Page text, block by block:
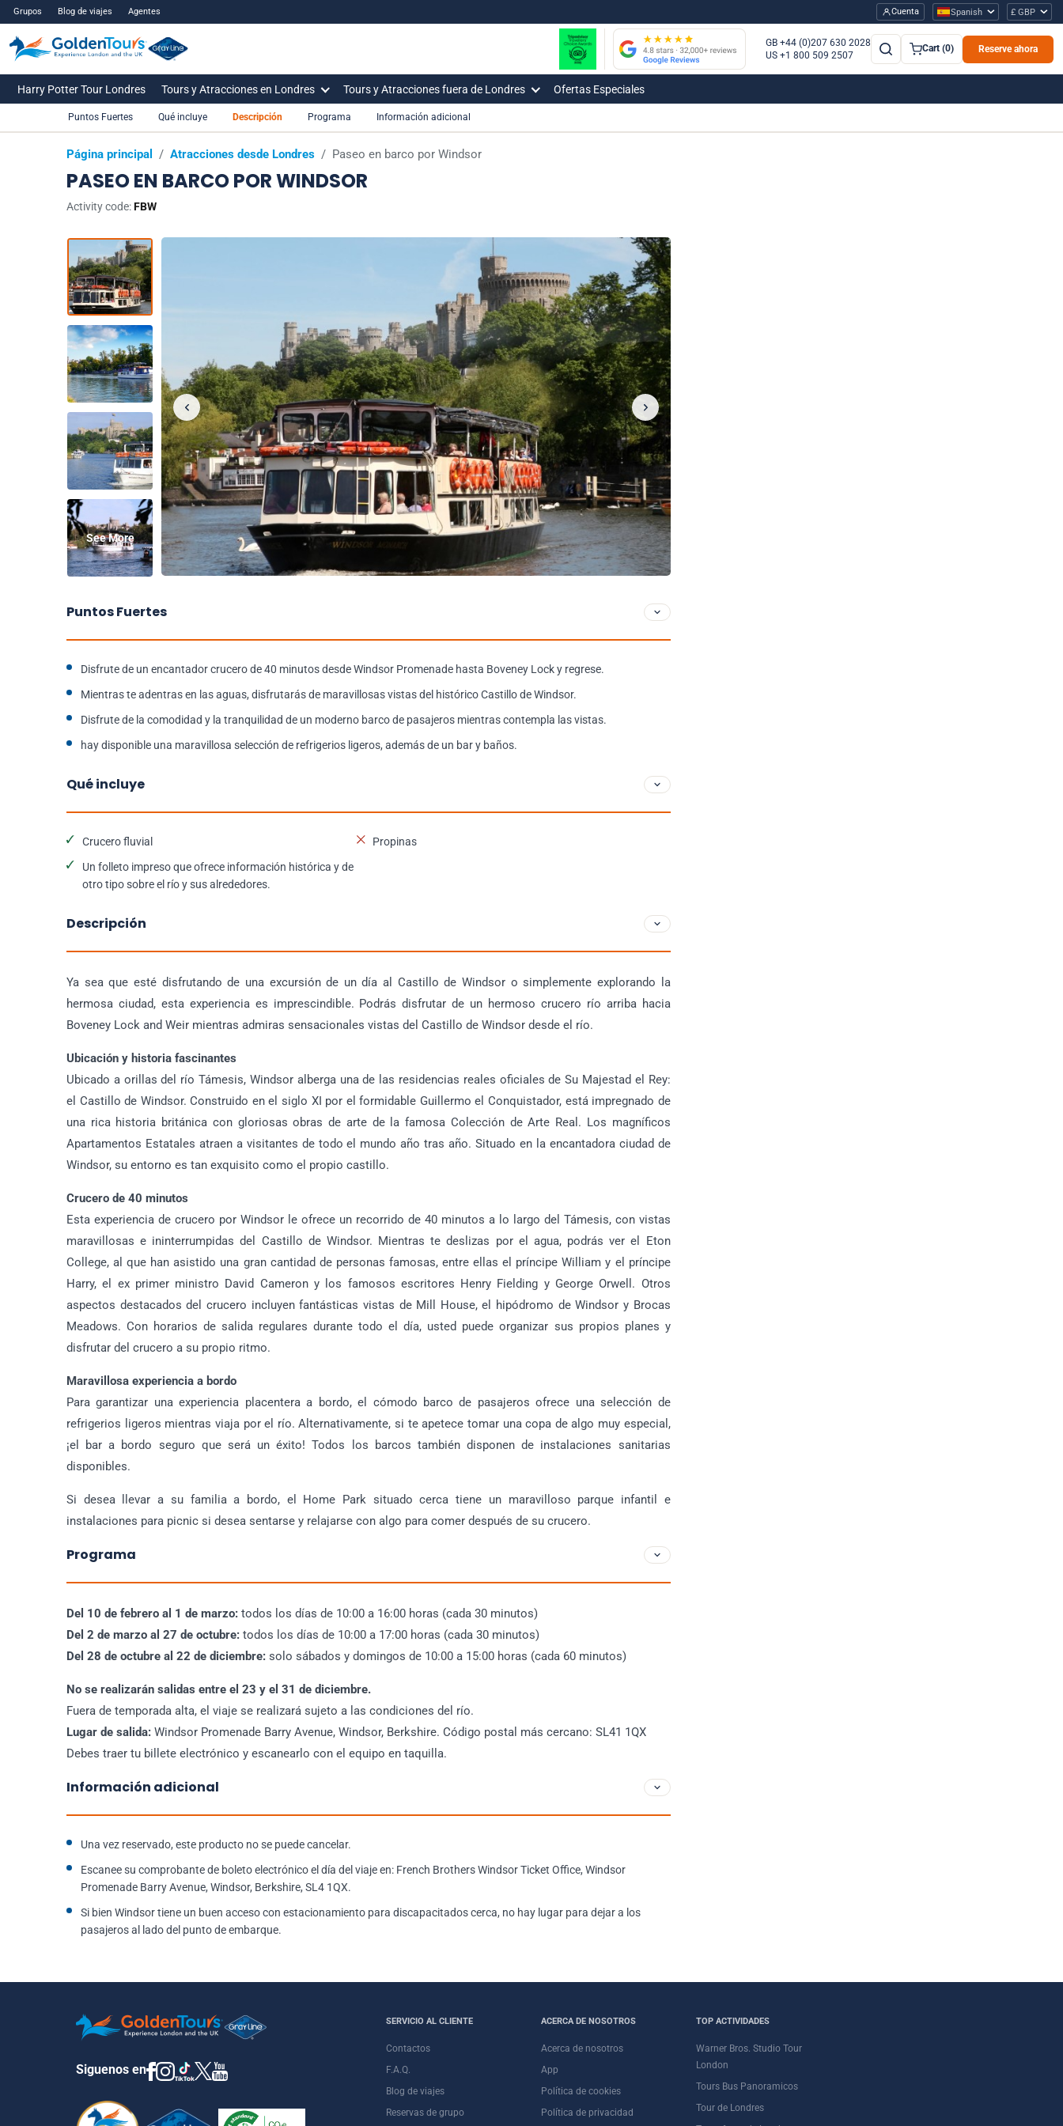
Grupos Blog de viajes Agentes Cuenta Spanish £ GBP
GB +44 (0)207 630 2028
US +1 800 509 2507
Cart (0) Reserve ahora
Harry Potter Tour Londres Tours y Atracciones en Londres Tours y Atracciones fuera de Londres Ofertas Especiales
Página principal / Atracciones desde Londres / Paseo en barco por Windsor
PASEO EN BARCO POR WINDSOR
Activity code:FBW
See More
Puntos Fuertes Qué incluye Descripción Programa Información adicional
Puntos Fuertes
Disfrute de un encantador crucero de 40 minutos desde Windsor Promenade hasta Boveney Lock y regrese.
Mientras te adentras en las aguas, disfrutarás de maravillosas vistas del histórico Castillo de Windsor.
Disfrute de la comodidad y la tranquilidad de un moderno barco de pasajeros mientras contempla las vistas.
hay disponible una maravillosa selección de refrigerios ligeros, además de un bar y baños.
Qué incluye
Crucero fluvial
Un folleto impreso que ofrece información histórica y de
otro tipo sobre el río y sus alrededores.
Propinas
Descripción
Ya sea que esté disfrutando de una excursión de un día al Castillo de Windsor o simplemente explorando la
hermosa ciudad, esta experiencia es imprescindible. Podrás disfrutar de un hermoso crucero río arriba hacia
Boveney Lock and Weir mientras admiras sensacionales vistas del Castillo de Windsor desde el río.
Ubicación y historia fascinantes
Ubicado a orillas del río Támesis, Windsor alberga una de las residencias reales oficiales de Su Majestad el Rey:
el Castillo de Windsor. Construido en el siglo XI por el formidable Guillermo el Conquistador, está impregnado de
una rica historia británica con gloriosas obras de arte de la famosa Colección de Arte Real. Los magníficos
Apartamentos Estatales atraen a visitantes de todo el mundo año tras año. Situado en la encantadora ciudad de
Windsor, su entorno es tan exquisito como el propio castillo.
Crucero de 40 minutos
Esta experiencia de crucero por Windsor le ofrece un recorrido de 40 minutos a lo largo del Támesis, con vistas
maravillosas e ininterrumpidas del Castillo de Windsor. Mientras te deslizas por el agua, podrás ver el Eton
College, al que han asistido una gran cantidad de personas famosas, entre ellas el príncipe William y el príncipe
Harry, el ex primer ministro David Cameron y los famosos escritores Henry Fielding y George Orwell. Otros
aspectos destacados del crucero incluyen fantásticas vistas de Mill House, el hipódromo de Windsor y Brocas
Meadows. Con horarios de salida regulares durante todo el día, usted puede organizar sus propios planes y
disfrutar del crucero a su propio ritmo.
Maravillosa experiencia a bordo
Para garantizar una experiencia placentera a bordo, el cómodo barco de pasajeros ofrece una selección de
refrigerios ligeros mientras viaja por el río. Alternativamente, si te apetece tomar una copa de algo muy especial,
¡el bar a bordo seguro que será un éxito! Todos los barcos también disponen de instalaciones sanitarias
disponibles.
Si desea llevar a su familia a bordo, el Home Park situado cerca tiene un maravilloso parque infantil e
instalaciones para picnic si desea sentarse y relajarse con algo para comer después de su crucero.
Programa
Del 10 de febrero al 1 de marzo: todos los días de 10:00 a 16:00 horas (cada 30 minutos)
Del 2 de marzo al 27 de octubre: todos los días de 10:00 a 17:00 horas (cada 30 minutos)
Del 28 de octubre al 22 de diciembre: solo sábados y domingos de 10:00 a 15:00 horas (cada 60 minutos)
No se realizarán salidas entre el 23 y el 31 de diciembre.
Fuera de temporada alta, el viaje se realizará sujeto a las condiciones del río.
Lugar de salida: Windsor Promenade Barry Avenue, Windsor, Berkshire. Código postal más cercano: SL41 1QX
Debes traer tu billete electrónico y escanearlo con el equipo en taquilla.
Información adicional
Una vez reservado, este producto no se puede cancelar.
Escanee su comprobante de boleto electrónico el día del viaje en: French Brothers Windsor Ticket Office, Windsor
Promenade Barry Avenue, Windsor, Berkshire, SL4 1QX.
Si bien Windsor tiene un buen acceso con estacionamiento para discapacitados cerca, no hay lugar para dejar a los
pasajeros al lado del punto de embarque.
Siguenos en
SERVICIO AL CLIENTE
Contactos
F.A.Q.
Blog de viajes
Reservas de grupo
ACERCA DE NOSOTROS
Acerca de nosotros
App
Política de cookies
Política de privacidad
TOP ACTIVIDADES
Warner Bros. Studio Tour
London
Tours Bus Panoramicos
Tour de Londres